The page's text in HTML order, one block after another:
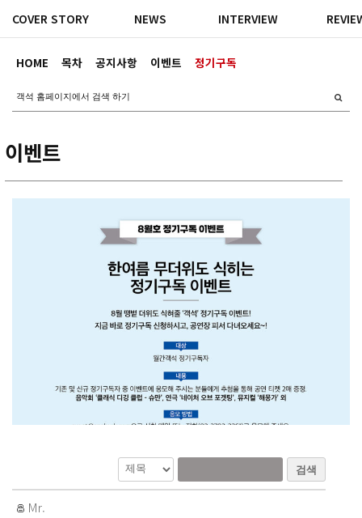
HOME 목차 공지사항 이벤트 정기구독
COVER STORY NEWS INTERVIEW
이벤트
검색
Mr.